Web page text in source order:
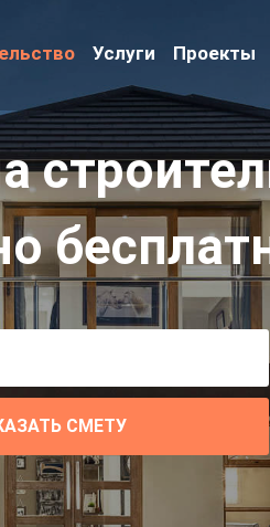
Услуги Проекты
СМЕТУ